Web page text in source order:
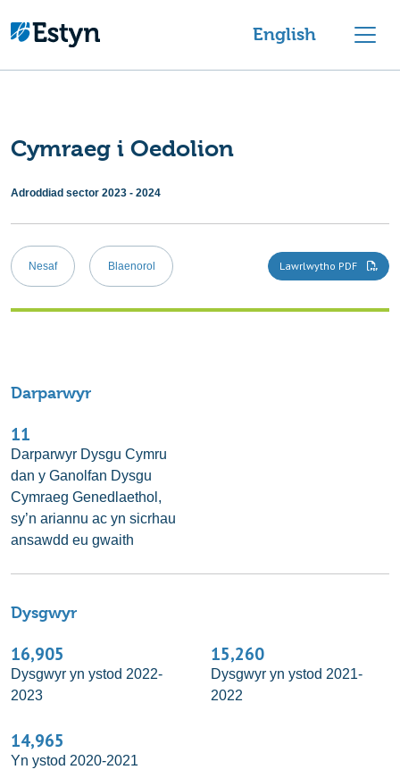
English
Cymraeg i Oedolion
Adroddiad sector 2023 - 2024
Llywio
cofnod
Nesaf Blaenorol Lawrlwytho PDF
Darparwyr
11
Darparwyr Dysgu Cymru
dan y Ganolfan Dysgu
Cymraeg Genedlaethol,
sy’n ariannu ac yn sicrhau
ansawdd eu gwaith
Dysgwyr
16,905
Dysgwyr yn ystod 2022-
2023
15,260
Dysgwyr yn ystod 2021-
2022
14,965
Yn ystod 2020-2021